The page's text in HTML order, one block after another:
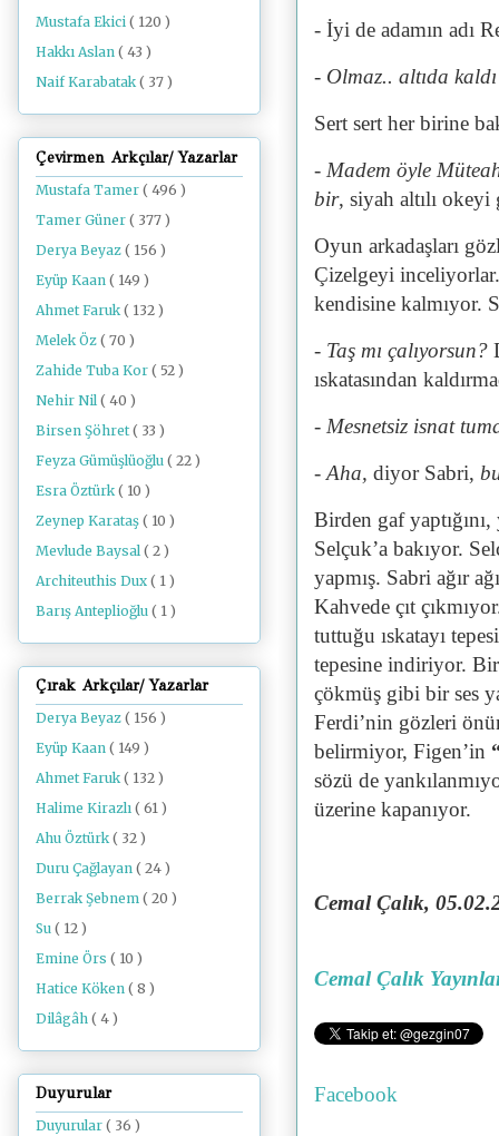
- İyi de adamın adı
- Olmaz.. altıda
Sert sert her birine
- Madem öyle
bir, siyah altılı okeyi
Oyun arkadaşları
Çizelgeyi
kendisine kalmıyor.
- Taş mı çalıyorsun?
ıskatasından
- Mesnetsiz isnat
- Aha, diyor Sabri,
Birden gaf
Selçuk’a bakıyor.
yapmış. Sabri ağır
Kahvede çıt
tuttuğu ıskatayı
tepesine indiriyor.
çökmüş gibi bir ses
Ferdi’nin gözleri
belirmiyor, Figen’in
sözü de
üzerine kapanıyor.
Cemal Çalık,
Cemal Çalık
Facebook
Mustafa Ekici ( 120 )
Hakkı Aslan ( 43 )
Naif Karabatak( 37 )
Çevirmen Arkçılar/ Yazarlar
Mustafa Tamer ( 496 )
Tamer Güner ( 377 )
Derya Beyaz ( 156 )
Eyüp Kaan ( 149 )
Ahmet Faruk ( 132 )
Melek Öz ( 70 )
Zahide Tuba Kor ( 52 )
Nehir Nil ( 40 )
Birsen Şöhret ( 33 )
Feyza Gümüşlüoğlu ( 22 )
Esra Öztürk ( 10 )
Zeynep Karataş ( 10 )
Mevlude Baysal ( 2 )
Architeuthis Dux ( 1 )
Barış Anteplioğlu ( 1 )
Çırak Arkçılar/ Yazarlar
Derya Beyaz ( 156 )
Eyüp Kaan ( 149 )
Ahmet Faruk ( 132 )
Halime Kirazlı ( 61 )
Ahu Öztürk ( 32 )
Duru Çağlayan ( 24 )
Berrak Şebnem ( 20 )
Su ( 12 )
Emine Örs ( 10 )
Hatice Köken ( 8 )
Dilâgâh ( 4 )
Duyurular
Duyurular ( 36 )